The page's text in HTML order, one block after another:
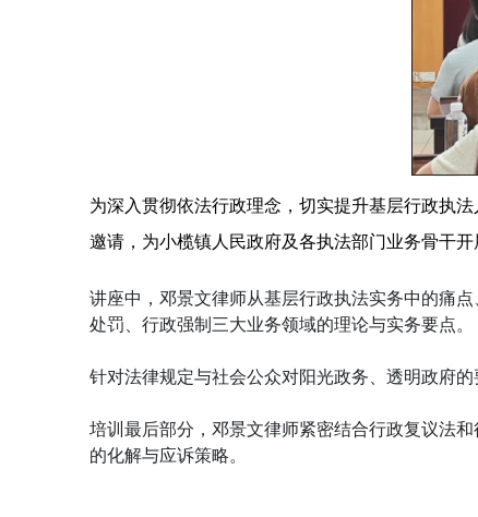
为深入贯彻依法行政理念，切实提升基层行政执
邀请，为小榄镇人民政府及各执法部门业务骨干开
讲座中，邓景文律师从基层行政执法实务中的痛
处罚、行政强制三大业务领域的理论与实务要点。
针对法律规定与社会公众对阳光政务、透明政府
培训最后部分，邓景文律师紧密结合行政复议法
的化解与应诉策略。